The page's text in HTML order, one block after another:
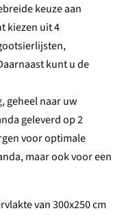
keuze aan
kiezen uit 4
kunt u de
, geheel naar uw
geleverd op 2
voor optimale
maar ook voor een
van 300x250 cm